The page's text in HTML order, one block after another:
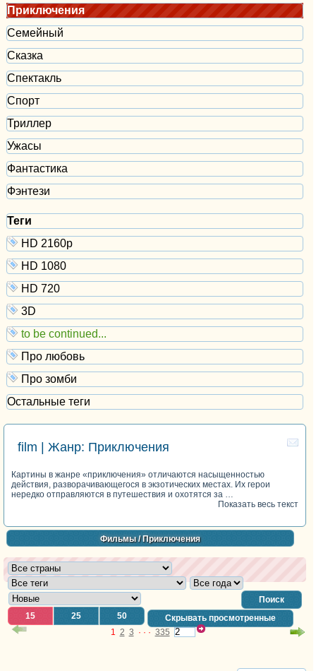
Приключения
Семейный
Сказка
Спектакль
Спорт
Триллер
Ужасы
Фантастика
Фэнтези
Теги
HD 2160р
HD 1080
HD 720
3D
to be continued...
Про любовь
Про зомби
Остальные теги
film | Жанр: Приключения
Картины в жанре «приключения» отличаются насыщенностью
действия, разворачивающегося в экзотических местах. Их герои
нередко отправляются в путешествия и охотятся за …
Показать весь текст
Фильмы/ Приключения
Поиск
15
25 50
Скрывать просмотренные
1
2 3 · · · 335